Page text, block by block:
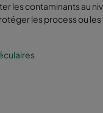
les contaminants au
les process ou